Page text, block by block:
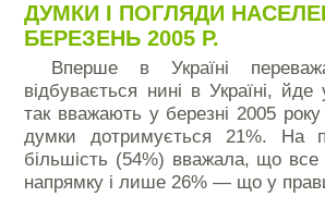
ДУМКИ І ПОГЛЯДИ
БЕРЕЗЕНЬ 2005 Р.
Вперше в Україні
відбувається нині в Україні,
так вважають у березні 2005
думки дотримується 21%. На
більшість (54%) вважала, що
напрямку і лише 26% — що у